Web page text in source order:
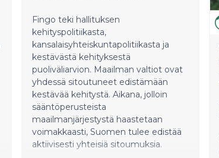
Fingo teki hallituksen
kehityspolitiikasta,
kansalaisyhteiskuntapolitiikasta ja
kestävästä kehityksestä
puoliväliarvion. Maailman valtiot ovat
yhdessä sitoutuneet edistämään
kestävää kehitystä. Aikana, jolloin
sääntöperusteista
maailmanjärjestystä haastetaan
voimakkaasti, Suomen tulee edistää
aktiivisesti yhteisiä sitoumuksia.